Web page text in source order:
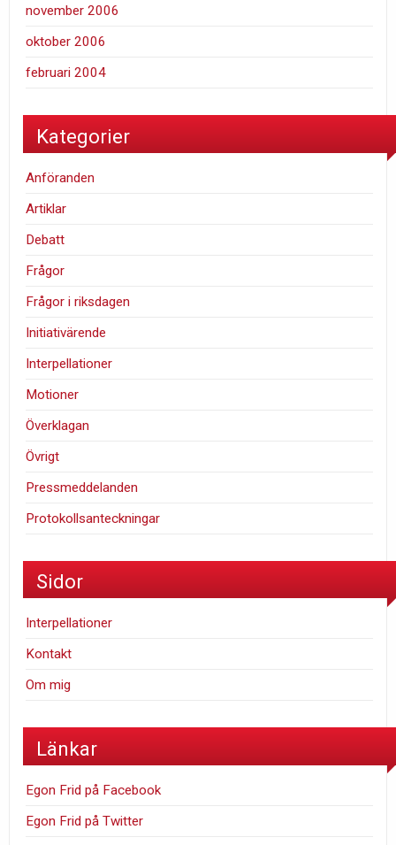
november 2006
oktober 2006
februari 2004
Kategorier
Anföranden
Artiklar
Debatt
Frågor
Frågor i riksdagen
Initiativärende
Interpellationer
Motioner
Överklagan
Övrigt
Pressmeddelanden
Protokollsanteckningar
Sidor
Interpellationer
Kontakt
Om mig
Länkar
Egon Frid på Facebook
Egon Frid på Twitter